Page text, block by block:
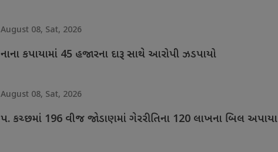
August 08, Sat, 2026
નાના કપાયામાં 45 હજારના દારૂ સાથે આરોપી ઝડપાયો
August 08, Sat, 2026
પ. કચ્છમાં 196 વીજ જોડાણમાં ગેરરીતિના 120 લાખના બિલ અપાયા